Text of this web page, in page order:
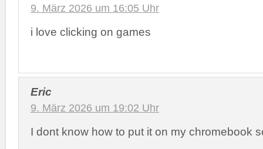
9. März 2026 um 16:05 Uhr
i love clicking on games
Eric
9. März 2026 um 19:02 Uhr
I dont know how to put it on my chromebook